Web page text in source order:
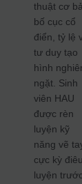
thuật cơ
bố cục cổ
điển, tỷ lệ
tư duy tạo
hình
ngặt. Sinh
viên HAU
được rèn
luyện kỹ
năng vẽ
cực kỳ điêu
luyện trước